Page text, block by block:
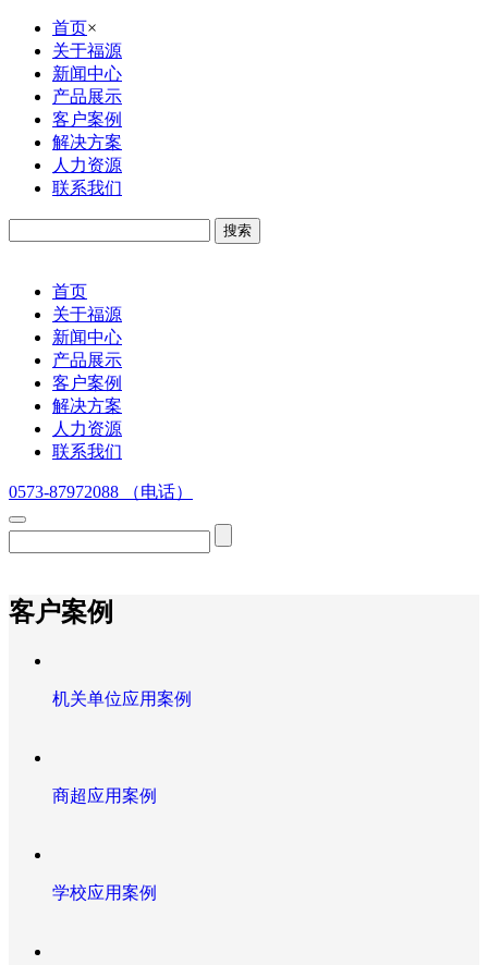
首页×
关于福源
新闻中心
产品展示
客户案例
解决方案
人力资源
联系我们
首页
关于福源
新闻中心
产品展示
客户案例
解决方案
人力资源
联系我们
0573-87972088 （电话）
客户案例
机关单位应用案例
商超应用案例
学校应用案例